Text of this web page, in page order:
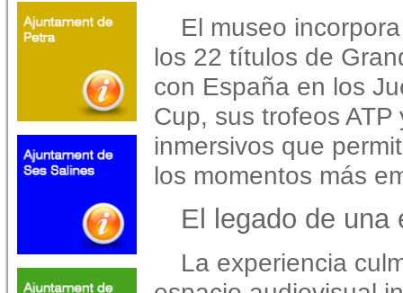
El museo
los 22 títulos de
con España en los
Cup, sus trofeos
inmersivos que
los momentos más
El legado de una
La experiencia